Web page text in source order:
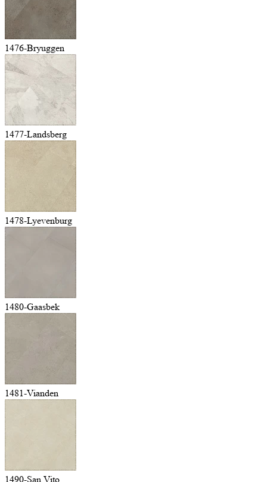
1476-Bryuggen
1477-Landsberg
1478-Lyevenburg
1480-Gaasbek
1481-Vianden
1490-San Vito